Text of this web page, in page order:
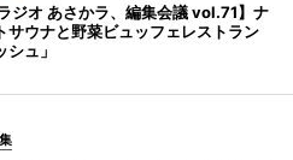
ジオ あさかラ、編集会議 vol.71】ナ
サウナと野菜ビュッフェレストラン
シュ」